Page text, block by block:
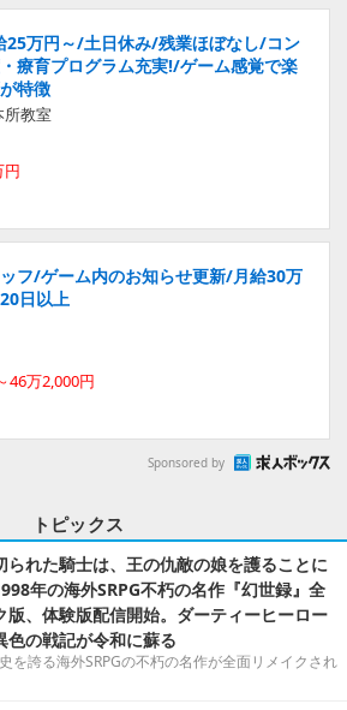
25万円～/土日休み/残業ほぼなし/コン
療育プログラム充実!/ゲーム感覚で楽
特徴
教室
円
フ/ゲーム内のお知らせ更新/月給30万
日以上
46万2,000円
Sponsored by
トピックス
られた騎士は、王の仇敵の娘を護ることに
年の海外SRPG不朽の名作『幻世録』全
版、体験版配信開始。ダーティーヒーロー
色の戦記が令和に蘇る
を誇る海外SRPGの不朽の名作が全面リメイクされ